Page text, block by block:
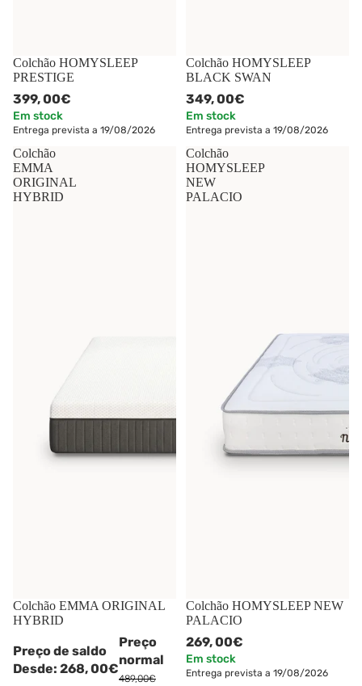
Colchão HOMYSLEEP
PRESTIGE
399,00€
Em stock
Entrega prevista a 19/08/2026
Colchão HOMYSLEEP
BLACK SWAN
349,00€
Em stock
Entrega prevista a 19/08/2026
Colchão
EMMA
ORIGINAL
HYBRID
-45%
Colchão EMMA ORIGINAL
HYBRID
Preço de saldo
Desde: 268,00€
Preço
normal
489,00€
Colchão
HOMYSLEEP
NEW
PALACIO
Colchão HOMYSLEEP NEW
PALACIO
269,00€
Em stock
Entrega prevista a 19/08/2026